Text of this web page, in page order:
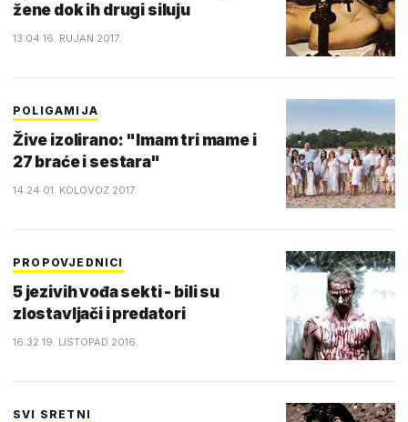
žene dok ih drugi siluju
13:04 16. RUJAN 2017.
POLIGAMIJA
Žive izolirano: "Imam tri mame i
27 braće i sestara"
14:24 01. KOLOVOZ 2017.
PROPOVJEDNICI
5 jezivih vođa sekti - bili su
zlostavljači i predatori
16:32 19. LISTOPAD 2016.
SVI SRETNI